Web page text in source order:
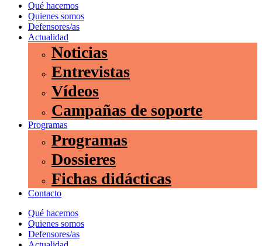
Qué hacemos
Quienes somos
Defensores/as
Actualidad
Noticias
Entrevistas
Vídeos
Campañas de soporte
Programas
Programas
Dossieres
Fichas didácticas
Contacto
Qué hacemos
Quienes somos
Defensores/as